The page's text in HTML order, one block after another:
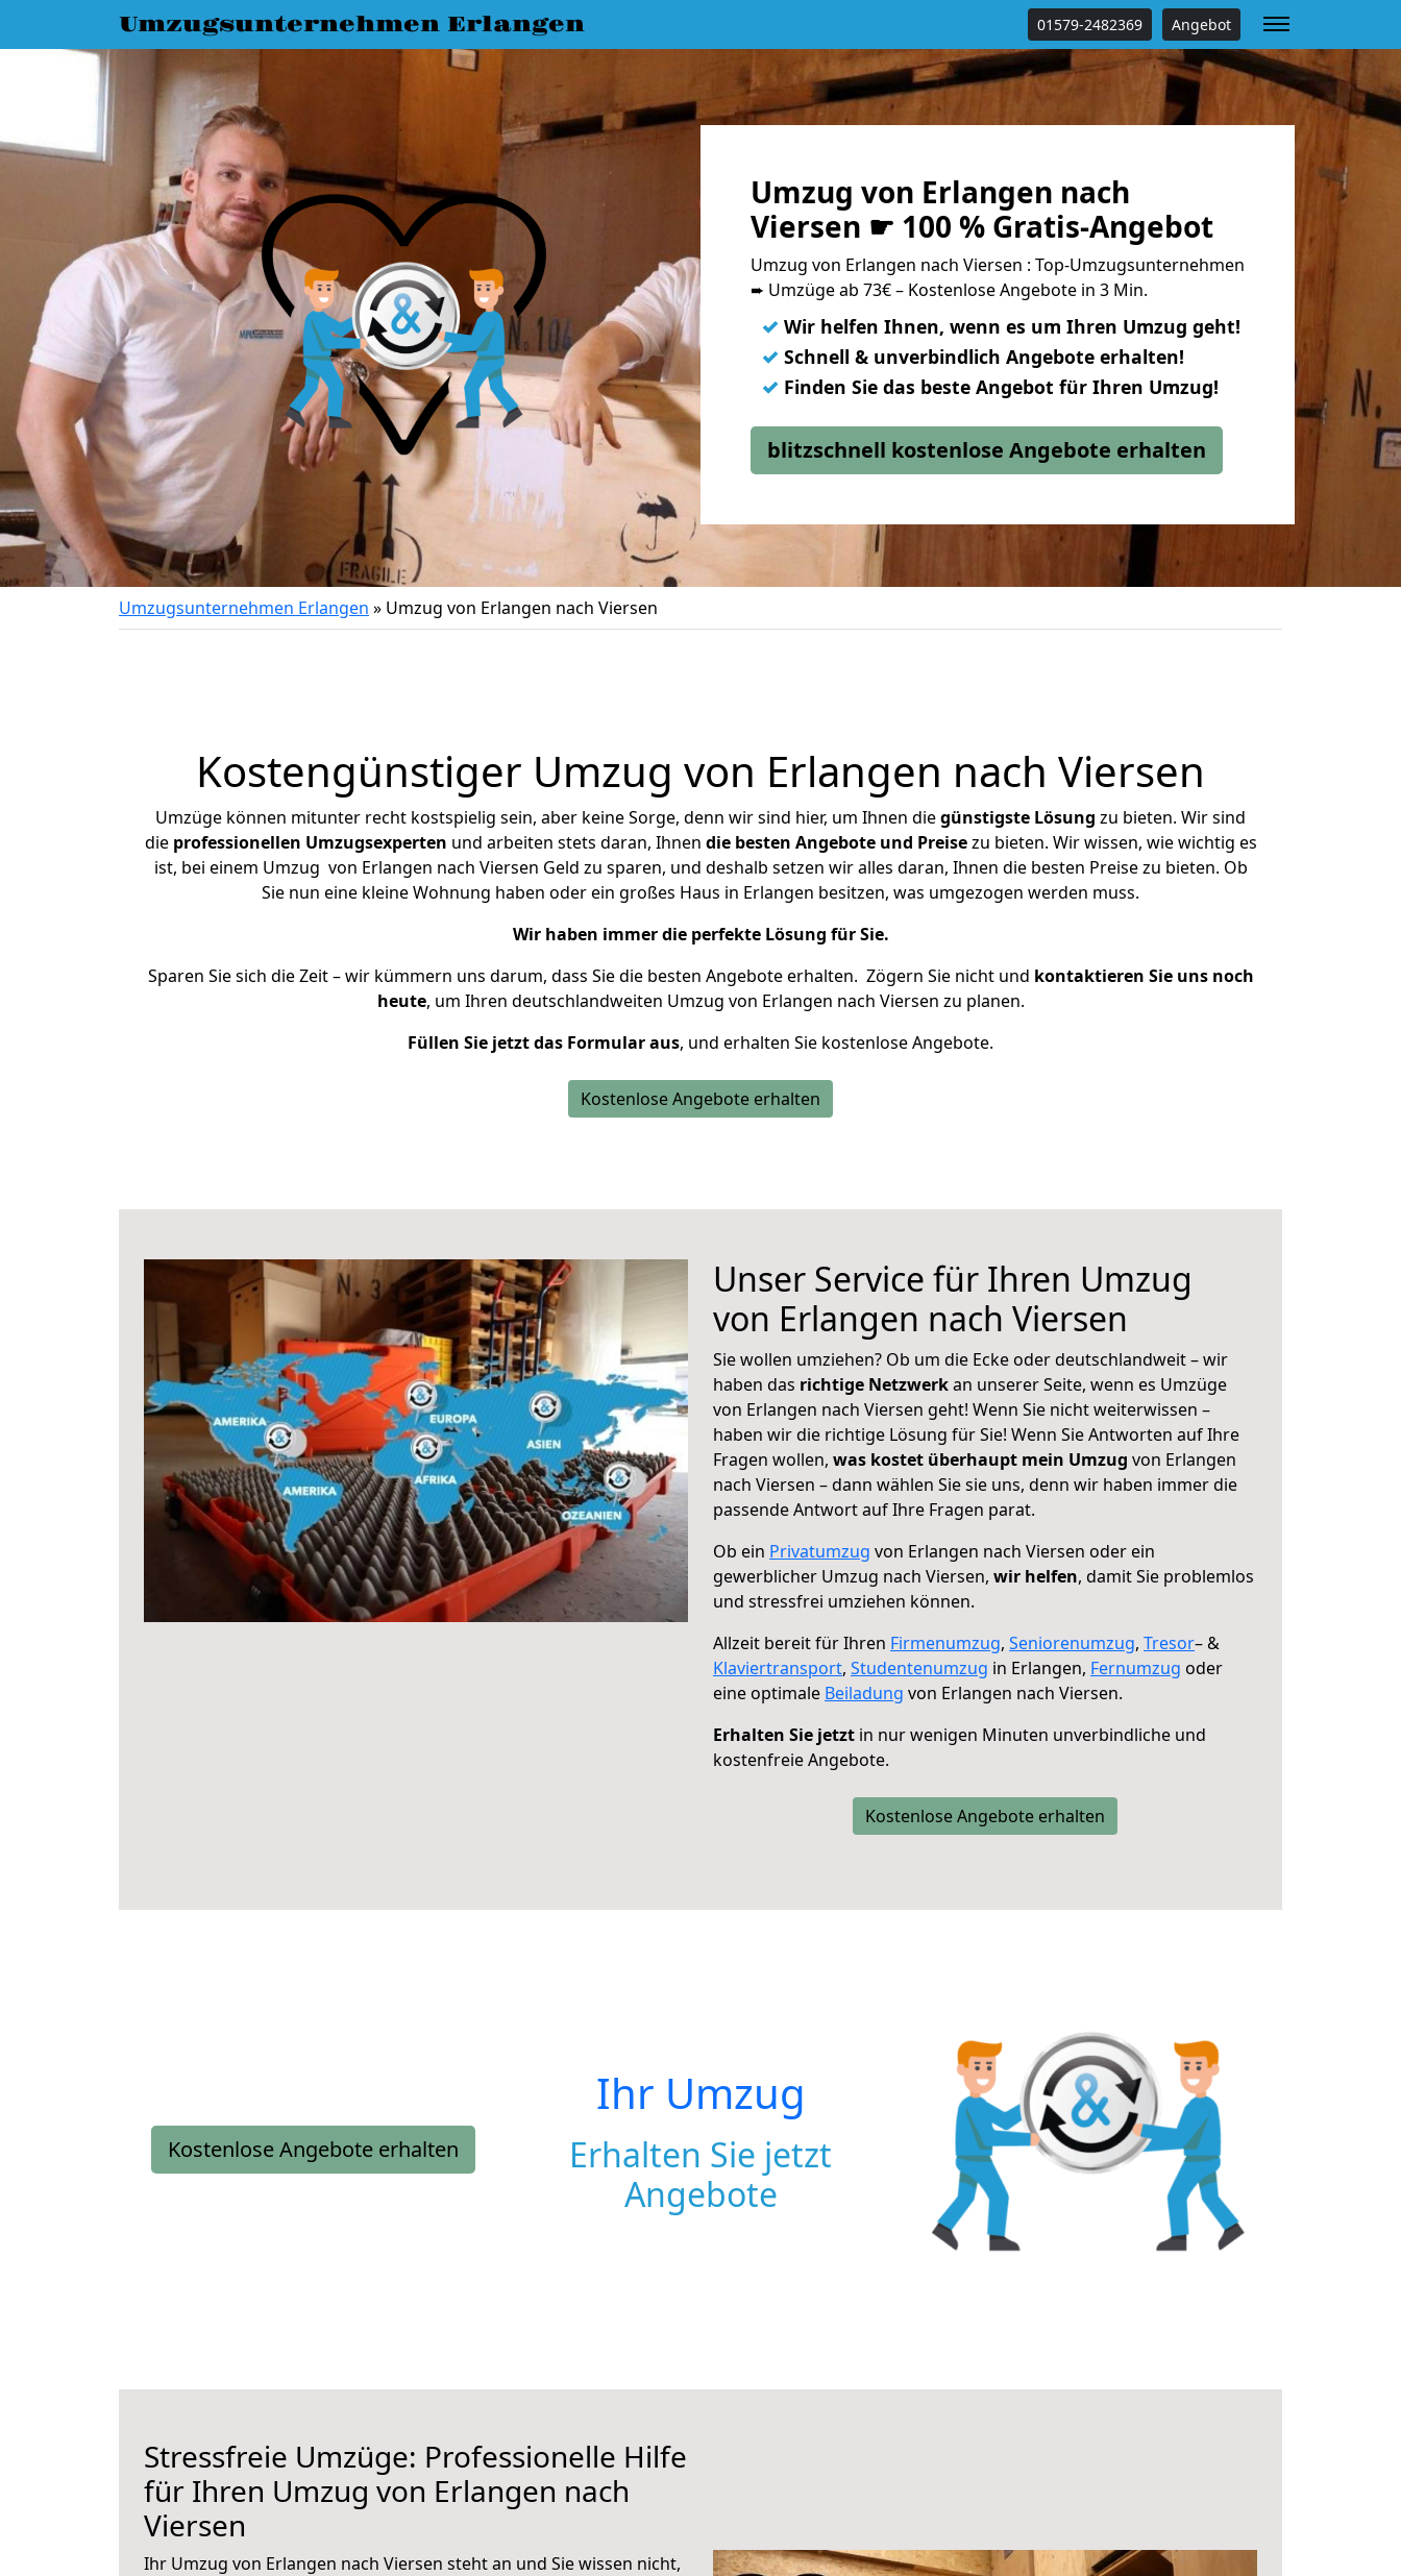
Umzugsunternehmen Erlangen 01579-2482369 Angebot
Umzug von Erlangen nach
Viersen ☛ 100 % Gratis-Angebot
Umzug von Erlangen nach Viersen : Top-Umzugsunternehmen
➨ Umzüge ab 73€ – Kostenlose Angebote in 3 Min.
✓ Wir helfen Ihnen, wenn es um Ihren Umzug geht!
✓ Schnell & unverbindlich Angebote erhalten!
✓ Finden Sie das beste Angebot für Ihren Umzug!
blitzschnell kostenlose Angebote erhalten
Umzugsunternehmen Erlangen » Umzug von Erlangen nach Viersen
Kostengünstiger Umzug von Erlangen nach Viersen
Umzüge können mitunter recht kostspielig sein, aber keine Sorge, denn wir sind hier, um Ihnen diegünstigste Lösung zu bieten. Wir sind
die professionellen Umzugsexperten und arbeiten stets daran, Ihnen die besten Angebote und Preisezu bieten. Wir wissen, wie wichtig es
ist, bei einem Umzug von Erlangen nach Viersen Geld zu sparen, und deshalb setzen wir alles daran, Ihnen die besten Preise zu bieten. Ob
Sie nun eine kleine Wohnung haben oder ein großes Haus in Erlangen besitzen, was umgezogen werden muss.
Wir haben immer die perfekte Lösung für Sie.
Sparen Sie sich die Zeit – wir kümmern uns darum, dass Sie die besten Angebote erhalten. Zögern Sie nicht und kontaktieren Sie uns noch
heute, um Ihren deutschlandweiten Umzug von Erlangen nach Viersen zu planen.
Füllen Sie jetzt das Formular aus, und erhalten Sie kostenlose Angebote.
Kostenlose Angebote erhalten
Unser Service für Ihren Umzug
von Erlangen nach Viersen
Sie wollen umziehen? Ob um die Ecke oder deutschlandweit – wir
haben das richtige Netzwerkan unserer Seite, wenn es Umzüge
von Erlangen nach Viersen geht! Wenn Sie nicht weiterwissen –
haben wir die richtige Lösung für Sie! Wenn Sie Antworten auf Ihre
Fragen wollen, was kostet überhaupt mein Umzug von Erlangen
nach Viersen – dann wählen Sie sie uns, denn wir haben immer die
passende Antwort auf Ihre Fragen parat.
Ob ein Privatumzug von Erlangen nach Viersen oder ein
gewerblicher Umzug nach Viersen, wir helfen, damit Sie problemlos
und stressfrei umziehen können.
Allzeit bereit für Ihren Firmenumzug, Seniorenumzug, Tresor– &
Klaviertransport, Studentenumzug in Erlangen, Fernumzug oder
eine optimale Beiladung von Erlangen nach Viersen.
Erhalten Sie jetzt in nur wenigen Minuten unverbindliche und
kostenfreie Angebote.
Kostenlose Angebote erhalten
Kostenlose Angebote erhalten
Ihr Umzug
Erhalten Sie jetzt
Angebote
Stressfreie Umzüge: Professionelle Hilfe
für Ihren Umzug von Erlangen nach
Viersen
Ihr Umzug von Erlangen nach Viersen steht an und Sie wissen nicht,